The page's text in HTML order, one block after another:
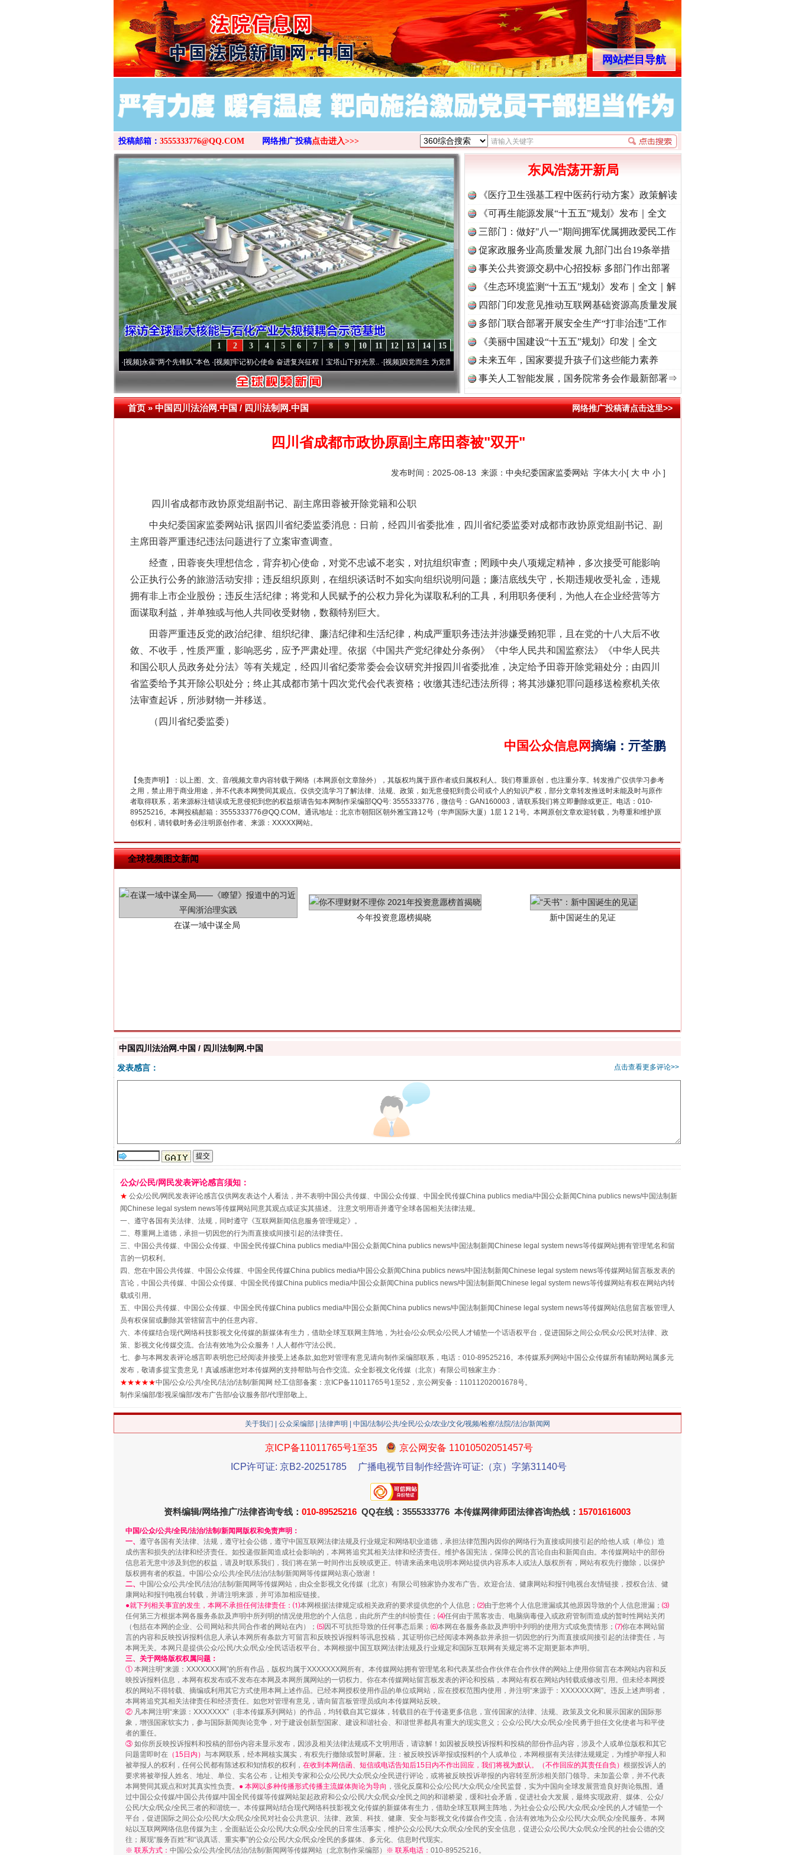
>
网站栏目导航
投稿邮箱： 3555333776@QQ.COM 网络推广投稿点击进入>>>
15
14
13
12
11
10
9
8
7
6
5
4
3
2
1
永葆“两个先锋队”本色·[视频]牢记初心使命 奋进复兴征程丨宝塔山下好光景..·[视频]因党而生 为党而战——百年“纪”事⑧加强纪律.. ·[视频]牢记初心使命 奋进复兴征程丨“转折之城”激荡..
东风浩荡开新局
《医疗卫生强基工程中医药行动方案》政策解读
《可再生能源发展“十五五”规划》发布｜全文
三部门：做好"八一"期间拥军优属拥政爱民工作
促家政服务业高质量发展 九部门出台19条举措
事关公共资源交易中心招投标 多部门作出部署
《生态环境监测“十五五”规划》发布｜全文｜解
读
四部门印发意见推动互联网基础资源高质量发展
多部门联合部署开展安全生产“打非治违”工作
《美丽中国建设“十五五”规划》印发｜全文
未来五年，国家要提升孩子们这些能力素养
事关人工智能发展，国务院常务会作最新部署⇒
首页»中国四川法治网.中国 / 四川法制网.中国 网络推广投稿请点击这里>>
四川省成都市政协原副主席田蓉被"双开"
发布时间：2025-08-13 来源： 中央纪委国家监委网站 字体大小[ 大 中 小 ]
四川省成都市政协原党组副书记、副主席田蓉被开除党籍和公职
中央纪委国家监委网站讯 据四川省纪委监委消息：日前，经四川省委批准，四川省纪委监委对成都市政协原党组副书记、副
主席田蓉严重违纪违法问题进行了立案审查调查。
经查，田蓉丧失理想信念，背弃初心使命，对党不忠诚不老实，对抗组织审查；罔顾中央八项规定精神，多次接受可能影响
公正执行公务的旅游活动安排；违反组织原则，在组织谈话时不如实向组织说明问题；廉洁底线失守，长期违规收受礼金，违规
拥有非上市企业股份；违反生活纪律；将党和人民赋予的公权力异化为谋取私利的工具，利用职务便利，为他人在企业经营等方
面谋取利益，并单独或与他人共同收受财物，数额特别巨大。
田蓉严重违反党的政治纪律、组织纪律、廉洁纪律和生活纪律，构成严重职务违法并涉嫌受贿犯罪，且在党的十八大后不收
敛、不收手，性质严重，影响恶劣，应予严肃处理。依据《中国共产党纪律处分条例》《中华人民共和国监察法》《中华人民共
和国公职人员政务处分法》等有关规定，经四川省纪委常委会会议研究并报四川省委批准，决定给予田蓉开除党籍处分；由四川
省监委给予其开除公职处分；终止其成都市第十四次党代会代表资格；收缴其违纪违法所得；将其涉嫌犯罪问题移送检察机关依
法审查起诉，所涉财物一并移送。
（四川省纪委监委）
中国公众信息网摘编 ： 亓荃鹏
【免责声明】：以上图、文、音/视频文章内容转载于网络（本网原创文章除外），其版权均属于原作者或归属权利人。我们尊重原创，也注重分享。转发推广仅供学习参考
之用，禁止用于商业用途，并不代表本网赞同其观点。仅供交流学习了解法律、法规、政策，如无意侵犯到贵公司或个人的知识产权，部分文章转发推送时未能及时与原作
者取得联系，若来源标注错误或无意侵犯到您的权益烦请告知本网制作采编部QQ号: 3555333776，微信号：GAN160003，请联系我们将立即删除或更正。电话：010-
89525216。本网投稿邮箱：3555333776@QQ.COM。通讯地址：北京市朝阳区朝外雅宝路12号（华声国际大厦）1层 1 2 1号。本网原创文章欢迎转载，为尊重和维护原
创权利，请转载时务必注明原创作者、来源：XXXXX网站。
全球视频图文新闻
茶叶“炒上天”
这是一记警钟！
在谋一域中谋全局
今年投资意愿榜揭晓 新中国诞生的见证
“刷贴”乱象丛生
揭批美国五大"原罪" "炒鞋教程"里的骗局 习近平的“航天情”
珠宝鉴定乱象
站台名比不上好声名
“谁都不怕”的他落马了
漫山遍野的桃花与雪山、麦地、白藏房 除了知识还要"留白" 用生命托举生命
中国四川法治网.中国 / 四川法制网.中国
点击查看更多评论>>
发表感言：
公众/公民/网民发表评论感言须知：
★ 公众/公民/网民发表评论感言仅供网友表达个人看法，并不表明中国公共传媒、中国公众传媒、中国全民传媒China publics media/中国公众新闻China publics news/中国法制新
闻Chinese legal system news等传媒网站同意其观点或证实其描述。 注意文明用语并遵守全球各国相关法律法规。
一、遵守各国有关法律、法规，同时遵守《互联网新闻信息服务管理规定》。
二、尊重网上道德，承担一切因您的行为而直接或间接引起的法律责任。
三、中国公共传媒、中国公众传媒、中国全民传媒China publics media/中国公众新闻China publics news/中国法制新闻Chinese legal system news等传媒网站拥有管理笔名和留
言的一切权利。
四、您在中国公共传媒、中国公众传媒、中国全民传媒China publics media/中国公众新闻China publics news/中国法制新闻Chinese legal system news等传媒网站留言板发表的
言论，中国公共传媒、中国公众传媒、中国全民传媒China publics media/中国公众新闻China publics news/中国法制新闻Chinese legal system news等传媒网站有权在网站内转
载或引用。
五、中国公共传媒、中国公众传媒、中国全民传媒China publics media/中国公众新闻China publics news/中国法制新闻Chinese legal system news等传媒网站信息留言板管理人
员有权保留或删除其管辖留言中的任意内容。
六、本传媒结合现代网络科技影视文化传媒的新媒体有生力，借助全球互联网主阵地，为社会/公众/民众/公民人才铺垫一个话语权平台，促进国际之间公众/民众/公民对法律、政
策、影视文化传媒交流。合法有效地为公众服务！人人都作守法公民。
七、参与本网发表评论感言即表明您已经阅读并接受上述条款,如您对管理有意见请向制作采编部联系，电话：010-89525216。本传媒系列网站中国公众传媒所有辅助网站属多元
发布，敬请多提宝贵意见！真诚感谢您对本传媒网的支持帮助与合作交流。众全影视文化传媒（北京）有限公司独家主办 :
★★★★★中国/公众/公共/全民/法治/法制/新闻网 经工信部备案：京ICP备11011765号1至52，京公网安备：11011202001678号。
制作采编部/影视采编部/发布广告部/会议服务部/代理部敬上。
关于我们 公众采编部 法律声明 | 中国/法制/公共/全民/公众/农业/文化/视频/检察/法院/法治/新闻网
京ICP备11011765号1至35
京公网安备 11010502051457号
ICP许可证: 京B2-20251785
广播电视节目制作经营许可证:（京）字第31140号
资料编辑/网络推广/法律咨询专线： 010-89525216 QQ在线：3555333776 本传媒网律师团法律咨询热线： 15701616003
中国/公众/公共/全民/法治/法制/新闻网版权和免责声明：
一、 遵守各国有关法律、法规，遵守社会公德，遵守中国互联网法律法规及行业规定和网络职业道德，承担法律范围内因你的网络行为直接或间接引起的给他人或（单位）造
成伤害和损失的法律和经济责任。如投递假新闻造成社会影响的，本网将追究其相关法律和经济责任。维护各国宪法，保障公民的言论自由和新闻自由。本传媒网站中的部份
信息若无意中涉及到您的权益，请及时联系我们，我们将在第一时间作出反映或更正。特请来函来电说明本网站提供内容系本人或法人版权所有，网站有权先行撤除，以保护
版权拥有者的权益。中国/公众/公共/全民/法治/法制/新闻网等传媒网站衷心致谢！
二、 中国/公众/公共/全民/法治/法制/新闻网等传媒网站，由众全影视文化传媒（北京）有限公司独家协办发布广告。欢迎合法、健康网站和报刊电视台友情链接，授权合法、健
康网站和报刊电视台转载，并请注明来源，并可添加相应链接。
●就下列相关事宜的发生，本网不承担任何法律责任：⑴本网根据法律规定或相关政府的要求提供您的个人信息； ⑵由于您将个人信息泄漏或其他原因导致的个人信息泄漏； ⑶
任何第三方根据本网各服务条款及声明中所列明的情况使用您的个人信息，由此所产生的纠纷责任； ⑷任何由于黑客攻击、电脑病毒侵入或政府管制而造成的暂时性网站关闭
（包括在本网的企业、公司网站和共同合作者的网站在内）； ⑸因不可抗拒导致的任何事态后果； ⑹本网在各服务条款及声明中列明的使用方式或免责情形； ⑺你在本网站留
言的内容和反映投诉报料信息人承认本网所有条款方可留言和反映投诉报料等讯息投稿，其证明你已经阅读本网条款并承担一切因您的行为而直接或间接引起的法律责任，与
本网无关。本网只是提供公众/公民/大众/民众/全民话语权平台。本网根据中国互联网法律法规及行业规定和国际互联网有关规定将不定期更新本声明。
三、关于网络版权权属问题：
① 本网注明“来源：XXXXXXX网”的所有作品，版权均属于XXXXXXX网所有。本传媒网站拥有管理笔名和代表某些合作伙伴在合作伙伴的网站上使用你留言在本网站内容和反
映投诉报料信息，本网有权发布或不发布在本网及本网所属网站的一切权力。你在本传媒网站留言板发表的评论和投稿，本网站有权在网站内转载或修改引用。但未经本网授
权的网站不得转载、摘编或利用其它方式使用本网上述作品。已经本网授权使用作品的单位或网站，应在授权范围内使用，并注明“来源于：XXXXXXX网”。违反上述声明者，
本网将追究其相关法律责任和经济责任。如您对管理有意见，请向留言板管理员或向本传媒网站反映。
② 凡本网注明“来源：XXXXXXX”（非本传媒系列网站）的作品，均转载自其它媒体，转载目的在于传递更多信息，宣传国家的法律、法规、政策及文化和展示国家的国际形
象，增强国家软实力，参与国际新闻舆论竞争，对于建设创新型国家、建设和谐社会、和谐世界都具有重大的现实意义；公众/公民/大众/民众/全民勇于担任文化使者与和平使
者的重任。
③ 如你所反映投诉报料和投稿的部份内容未显示发布，因涉及相关法律法规或不文明用语，请谅解！如因被反映投诉报料和投稿的部份作品内容，涉及个人或单位版权和其它
问题需即时在 （15日内） 与本网联系，经本网核实属实，有权先行撤除或暂时屏蔽。注：被反映投诉举报或报料的个人或单位，本网根据有关法律法规规定，为维护举报人和
被举报人的权利，任何公民都有陈述权和知情权的权利， 在收到本网信函、短信或电话告知后15日内不作出回应，我们将视为默认。（不作回应的其责任自负） 根据投诉人的
要求将被举报人姓名、地址、单位、实名公布，让相关专家和公众/公民/大众/民众/全民进行评论，或将被反映投诉举报的内容转至所涉相关部门领导。未加盖公章，并不代表
本网赞同其观点和对其真实性负责。 ● 本网以多种传播形式传播主流媒体舆论为导向 ，强化反腐和公众/公民/大众/民众/全民监督，实为中国向全球发展营造良好舆论氛围。通
过中国公众传媒/中国公共传媒/中国全民传媒等传媒网站架起政府和公众/公民/大众/民众/全民之间的和谐桥梁，缓和社会矛盾，促进社会大发展，最终实现政府、媒体、公众/
公民/大众/民众/全民三者的和谐统一。本传媒网站结合现代网络科技影视文化传媒的新媒体有生力，借助全球互联网主阵地，为社会公众/公民/大众/民众/全民的人才铺垫一个
平台，促进国际之间公众/公民/大众/民众/全民对社会公共意识、法律、政策、科技、健康、安全与影视文化传媒合作交流，合法有效地为公众/公民/大众/民众/全民服务。本网
站以互联网网络信息传媒为主，全面贴近公众/公民/大众/民众/全民的日常生活事实，维护公众/公民/大众/民众/全民的安全信息，促进公众/公民/大众/民众/全民的社会公德的交
往；展现“服务百姓”和“说真话、重实事”的公众/公民/大众/民众/全民的多媒体、多元化、信息时代现实。
※ 联系方式： 中国/公众/公共/全民/法治/法制/新闻网等传媒网站（北京制作采编部） ※ 联系电话： 010-89525216。